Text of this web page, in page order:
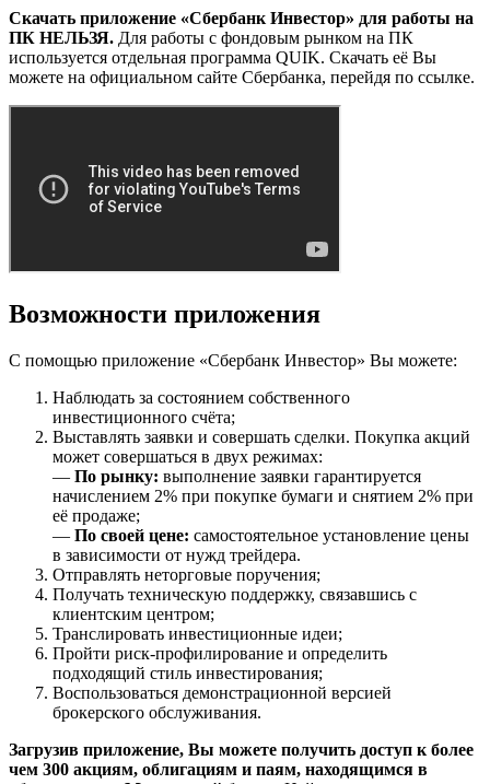
Скачать приложение «Сбербанк Инвестор» для работы на
ПК НЕЛЬЗЯ. Для работы с фондовым рынком на ПК
используется отдельная программа QUIK. Скачать её Вы
можете на официальном сайте Сбербанка, перейдя по ссылке.
Возможности приложения
C помощью приложение «Сбербанк Инвестор» Вы можете:
Наблюдать за состоянием собственного
инвестиционного счёта;
Выставлять заявки и совершать сделки. Покупка акций
может совершаться в двух режимах:
— По рынку: выполнение заявки гарантируется
начислением 2% при покупке бумаги и снятием 2% при
её продаже;
— По своей цене: самостоятельное установление цены
в зависимости от нужд трейдера.
Отправлять неторговые поручения;
Получать техническую поддержку, связавшись с
клиентским центром;
Транслировать инвестиционные идеи;
Пройти риск-профилирование и определить
подходящий стиль инвестирования;
Воспользоваться демонстрационной версией
брокерского обслуживания.
Загрузив приложение, Вы можете получить доступ к более
чем 300 акциям, облигациям и паям, находящимся в